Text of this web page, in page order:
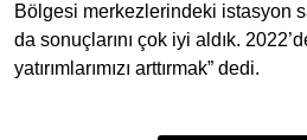
Bölgesi merkezlerindeki istasyon
da sonuçlarını çok iyi aldık.
yatırımlarımızı arttırmak” dedi.